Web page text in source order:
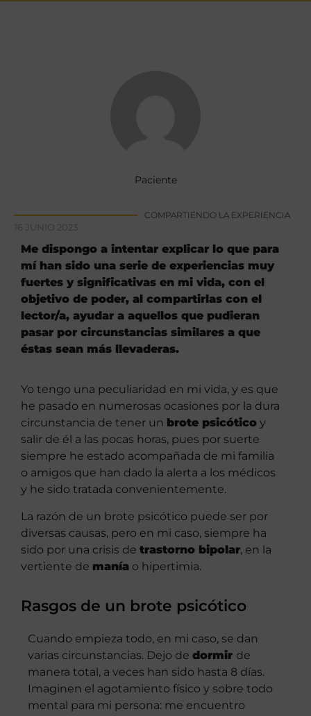
Paciente
COMPARTIENDO LA EXPERIENCIA
16 JUNIO 2023
Me dispongo a intentar explicar lo que para
mí han sido una serie de experiencias muy
fuertes y significativas en mi vida, con el
objetivo de poder, al compartirlas con el
lector/a, ayudar a aquellos que pudieran
pasar por circunstancias similares a que
éstas sean más llevaderas.
Yo tengo una peculiaridad en mi vida, y es que
he pasado en numerosas ocasiones por la dura
circunstancia de tener un brote psicótico y
salir de él a las pocas horas, pues por suerte
siempre he estado acompañada de mi familia
o amigos que han dado la alerta a los médicos
y he sido tratada convenientemente.
La razón de un brote psicótico puede ser por
diversas causas, pero en mi caso, siempre ha
sido por una crisis de trastorno bipolar, en la
vertiente de manía o hipertimia.
Rasgos de un brote psicótico
Cuando empieza todo, en mi caso, se dan
varias circunstancias. Dejo de dormir de
manera total, a veces han sido hasta 8 días.
Imaginen el agotamiento físico y sobre todo
mental para mi persona: me encuentro